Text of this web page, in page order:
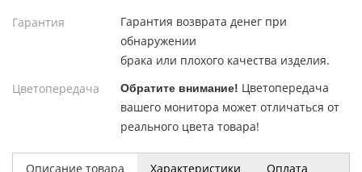
Описание товара Характеристики
Оплата
Гарантия
Гарантия возврата денег при
обнаружении
брака или плохого качества изделия.
Цветопередача
Обратите внимание! Цветопередача
вашего монитора может отличаться от
реального цвета товара!